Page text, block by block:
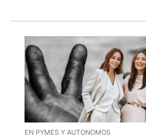
EN PYMES Y AUTONOMOS